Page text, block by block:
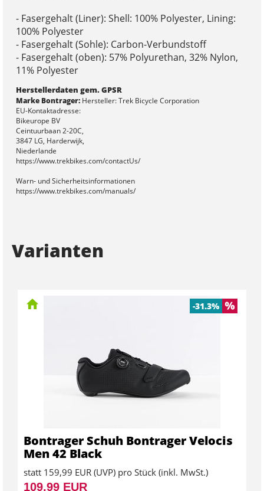
- Fasergehalt (Liner): Shell: 100% Polyester, Lining:
100% Polyester
- Fasergehalt (Sohle): Carbon-Verbundstoff
- Fasergehalt (oben): 57% Polyurethan, 32% Nylon,
11% Polyester
Herstellerdaten gem. GPSR
Marke Bontrager:Hersteller: Trek Bicycle Corporation
EU-Kontaktadresse:
Bikeurope BV
Ceintuurbaan 2-20C,
3847 LG, Harderwijk,
Niederlande
https://www.trekbikes.com/contactUs/
Warn- und Sicherheitsinformationen
https://www.trekbikes.com/manuals/
Varianten
-31.3%
Bontrager Schuh Bontrager Velocis
Men 42 Black
statt 159,99 EUR (UVP) pro Stück (inkl. MwSt.)
109,99 EUR